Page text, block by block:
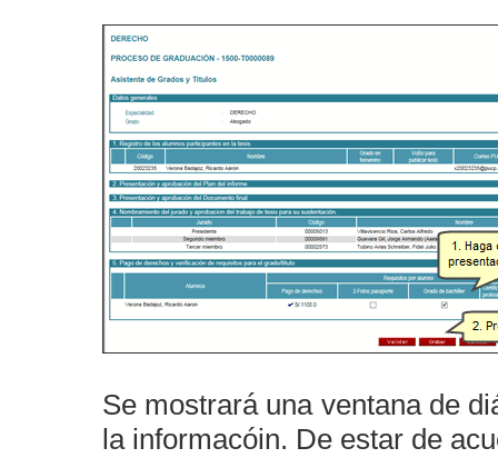
Se mostrará una ventana de
la informacóin. De estar de